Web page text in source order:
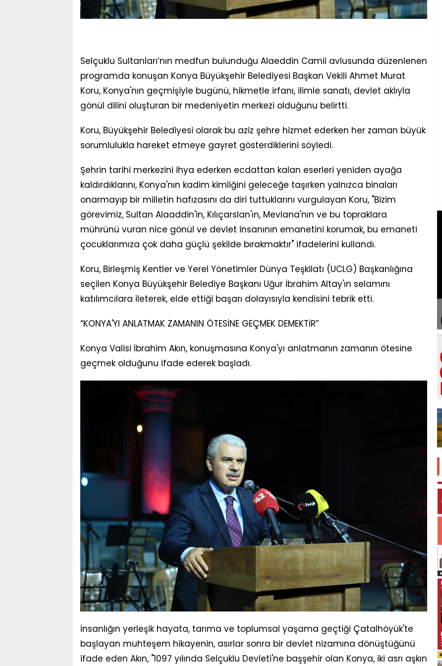
Selçuklu Sultanları’nın medfun bulunduğu Alaeddin Camii avlusunda düzenlenen
programda konuşan Konya Büyükşehir Belediyesi Başkan Vekili Ahmet Murat
Koru, Konya'nın geçmişiyle bugünü, hikmetle irfanı, ilimle sanatı, devlet aklıyla
gönül dilini oluşturan bir medeniyetin merkezi olduğunu belirtti.
Koru, Büyükşehir Belediyesi olarak bu aziz şehre hizmet ederken her zaman büyük
sorumlulukla hareket etmeye gayret gösterdiklerini söyledi.
Şehrin tarihi merkezini ihya ederken ecdattan kalan eserleri yeniden ayağa
kaldırdıklarını, Konya'nın kadim kimliğini geleceğe taşırken yalnızca binaları
onarmayıp bir milletin hafızasını da diri tuttuklarını vurgulayan Koru, "Bizim
görevimiz, Sultan Alaaddin'in, Kılıçarslan'ın, Mevlana'nın ve bu topraklara
mührünü vuran nice gönül ve devlet insanının emanetini korumak, bu emaneti
çocuklarımıza çok daha güçlü şekilde bırakmaktır" ifadelerini kullandı.
Koru, Birleşmiş Kentler ve Yerel Yönetimler Dünya Teşkilatı (UCLG) Başkanlığına
seçilen Konya Büyükşehir Belediye Başkanı Uğur İbrahim Altay'ın selamını
katılımcılara ileterek, elde ettiği başarı dolayısıyla kendisini tebrik etti.
“KONYA'YI ANLATMAK ZAMANIN ÖTESİNE GEÇMEK DEMEKTİR”
Konya Valisi İbrahim Akın, konuşmasına Konya'yı anlatmanın zamanın ötesine
geçmek olduğunu ifade ederek başladı.
İnsanlığın yerleşik hayata, tarıma ve toplumsal yaşama geçtiği Çatalhöyük'te
başlayan muhteşem hikayenin, asırlar sonra bir devlet nizamına dönüştüğünü
ifade eden Akın, "1097 yılında Selçuklu Devleti'ne başşehir olan Konya, iki asrı aşkın